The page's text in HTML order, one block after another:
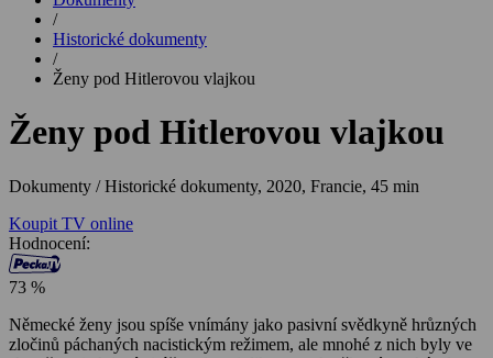
/
Historické dokumenty
/
Ženy pod Hitlerovou vlajkou
Ženy pod Hitlerovou vlajkou
Dokumenty / Historické dokumenty, 2020, Francie, 45 min
Koupit TV online
Hodnocení:
73 %
Německé ženy jsou spíše vnímány jako pasivní svědkyně hrůzných
zločinů páchaných nacistickým režimem, ale mnohé z nich byly ve